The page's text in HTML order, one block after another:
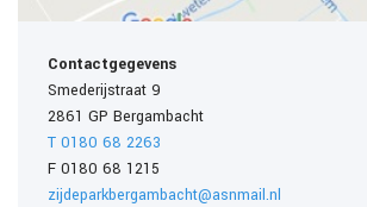
Contactgegevens
Smederijstraat 9
2861 GP Bergambacht
T 0180 68 2263
F 0180 68 1215
zijdeparkbergambacht@asnmail.nl